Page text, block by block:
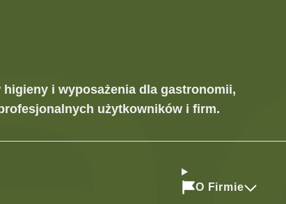
i wyposażenia dla gastronomii,
użytkowników i firm.
O Firmie